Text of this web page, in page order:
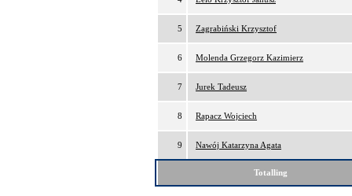
5 Zagrabiński Krzysztof
6 Molenda Grzegorz Kazimierz
7 Jurek Tadeusz
8 Rapacz Wojciech
9 Nawój Katarzyna Agata
Totalling